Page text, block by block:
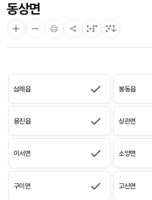
동상면
삼례읍 봉동읍
용진읍 상관면
이서면 소양면
구이면 고산면